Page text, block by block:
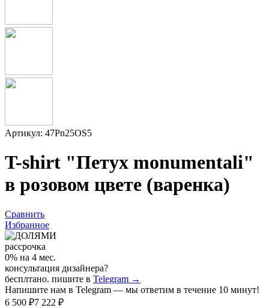
Артикул: 47Pn25OS5
T-shirt "Петух monumentali"
в розовом цвете (варенка)
Сравнить
Избранное
рассрочка
0% на 4 мес.
консультация дизайнера?
бесплтано. пишите в Telegram →
Напишите нам в Telegram — мы ответим в течение 10 минут!
6 500 ₽7 222 ₽